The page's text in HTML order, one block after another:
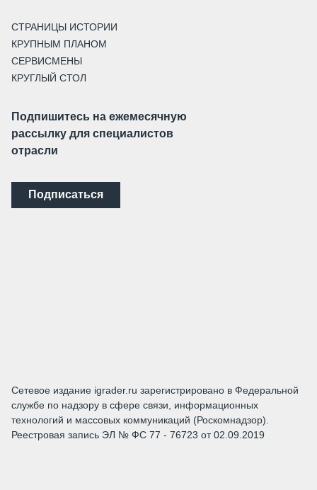
СТРАНИЦЫ ИСТОРИИ
КРУПНЫМ ПЛАНОМ
СЕРВИСМЕНЫ
КРУГЛЫЙ СТОЛ
Подпишитесь на ежемесячную
рассылку для специалистов
отрасли
Подписаться
Сетевое издание igrader.ru зарегистрировано в Федеральной
службе по надзору в сфере связи, информационных
технологий и массовых коммуникаций (Роскомнадзор).
Реестровая запись ЭЛ № ФС 77 - 76723 от 02.09.2019